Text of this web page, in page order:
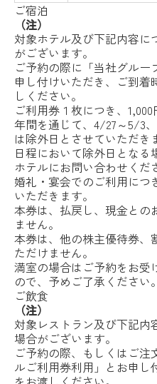
ご宿泊
（注）
対象ホテル及び下記内容に
がございます。
ご予約の際に「当社グル
申し付けいただき、ご到
しください。
ご利用券１枚につき、
年間を通じて、4/27～5/3
は除外日とさせていただき
日程において除外日とな
ホテルにお問い合わせくだ
婚礼・宴会でのご利用につ
いただきます。
本券は、払戻し、現金との
ません。
本券は、他の株主優待券、
ただけません。
満室の場合はご予約をお受
ので、予めご了承ください。
ご飲食
（注）
対象レストラン及び下記内
場合がございます。
ご予約の際、もしくはご
ルご利用券利用」とお申